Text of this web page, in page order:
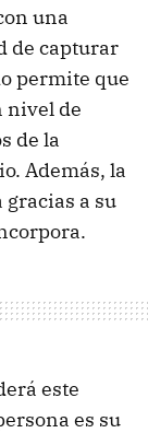
una
de capturar
permite que
nivel de
de la
Además, la
a su
este
es su